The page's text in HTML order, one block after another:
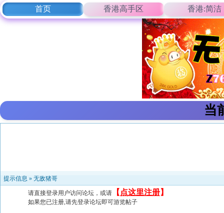
首页 香港高手区 香港:简洁
当
提示信息 » 无敌猪哥
请直接登录用户访问论坛，或请 【 点这里注册】
如果您已注册,请先登录论坛即可游览帖子